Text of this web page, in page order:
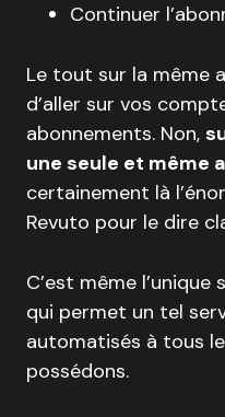
Continuer
Le tout sur la même
d’aller sur vos
abonnements. Non,
une seule et même
certainement là
Revuto pour le dire
C’est même
qui permet un tel
automatisés à tous
possédons.